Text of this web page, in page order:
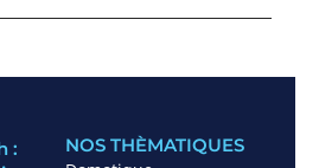
:
NOS THÈMATIQUES